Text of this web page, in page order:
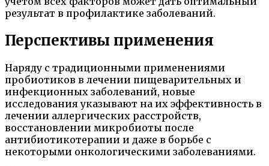
результат в профилактике заболеваний.
Перспективы применения
Наряду с традиционными применениями
пробиотиков в лечении пищеварительных и
инфекционных заболеваний, новые
исследования указывают на их эффективность в
лечении аллергических расстройств,
восстановлении микробиоты после
антибиотикотерапии и даже в борьбе с
некоторыми онкологическими заболеваниями.